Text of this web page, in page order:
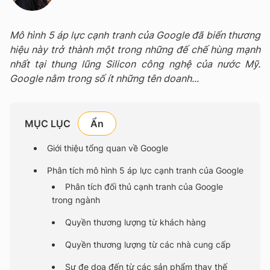
Mô hình 5 áp lực cạnh tranh của Google đã biến thương
hiệu này trở thành một trong những đế chế hùng mạnh
nhất tại thung lũng Silicon công nghệ của nước Mỹ.
Google nằm trong số ít những tên doanh...
MỤC LỤC
Giới thiệu tổng quan về Google
Phân tích mô hình 5 áp lực cạnh tranh của Google
Phân tích đối thủ cạnh tranh của Google
trong ngành
Quyền thương lượng từ khách hàng
Quyền thương lượng từ các nhà cung cấp
Sự đe dọa đến từ các sản phẩm thay thế